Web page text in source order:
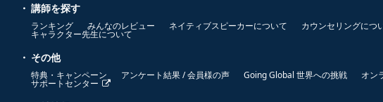
講師を探す
ランキング みんなのレビュー ネイティブスピーカーについて カウンセリングにつ
キャラクター先生について
その他
特典・キャンペーン アンケート結果 / 会員様の声 Going Global 世界への挑戦 オン
サポートセンター